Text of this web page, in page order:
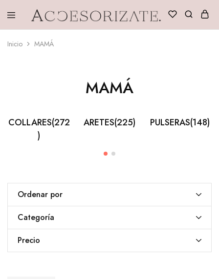
Inicio MAMÁ
MAMÁ
COLLARES(272
)
ARETES(225) PULSERAS(148)
Ordenar por
Categoría
Precio